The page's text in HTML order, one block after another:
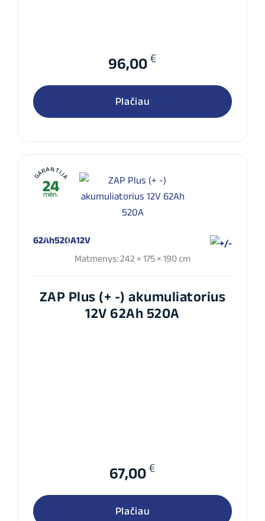
96,00 €
Plačiau
GARANTIJA
24
mėn.
62Ah520A12V
Matmenys: 242 × 175 × 190 cm
ZAP Plus (+ -) akumuliatorius
12V 62Ah 520A
67,00 €
Plačiau